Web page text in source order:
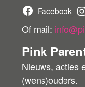
Facebook
Of mail:
Pink
Nieuws, acties
(wens)ouders.